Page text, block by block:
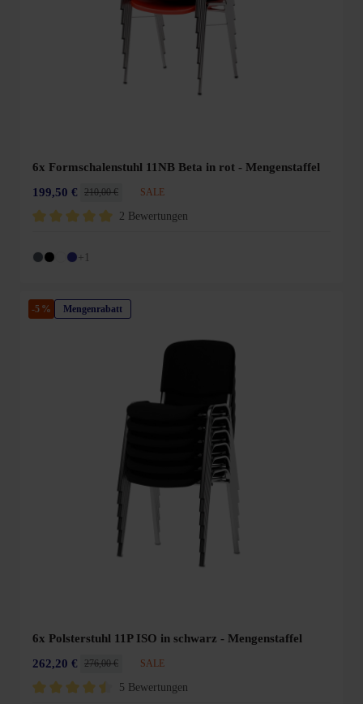
6x Formschalenstuhl 11NB Beta in rot - Mengenstaffel
199,50 €
210,00 € SALE
2 Bewertungen
+1
-5 % Mengenrabatt
6x Polsterstuhl 11P ISO in schwarz - Mengenstaffel
262,20 €
276,00 € SALE
5 Bewertungen